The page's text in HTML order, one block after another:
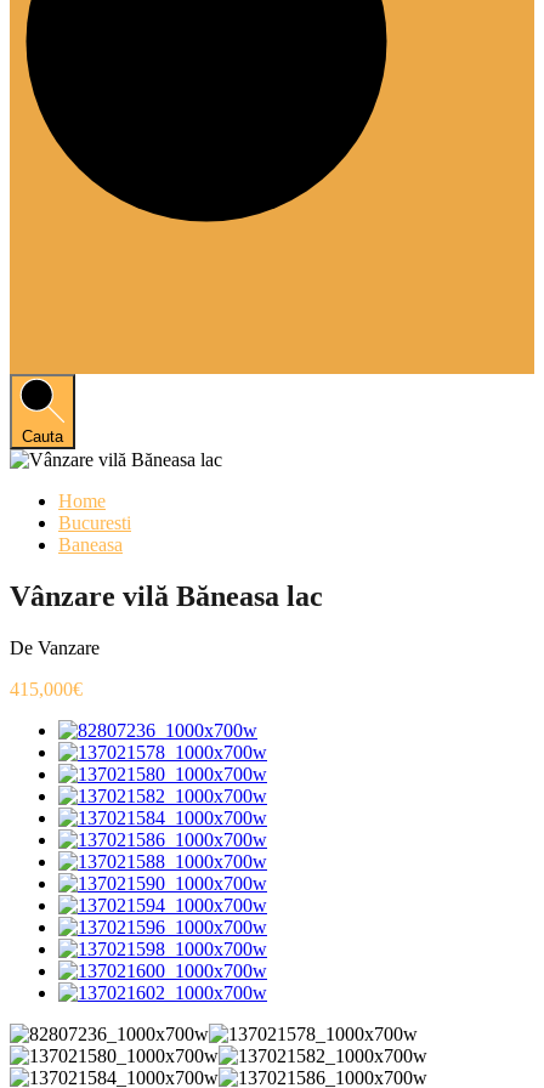
Cauta
Home
Bucuresti
Baneasa
Vânzare vilă Băneasa lac
De Vanzare
415,000€